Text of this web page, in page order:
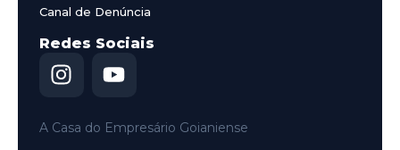
Canal de Denúncia
Redes Sociais
I
n
t
Y
o
t
A Casa do Empresário Goianiense